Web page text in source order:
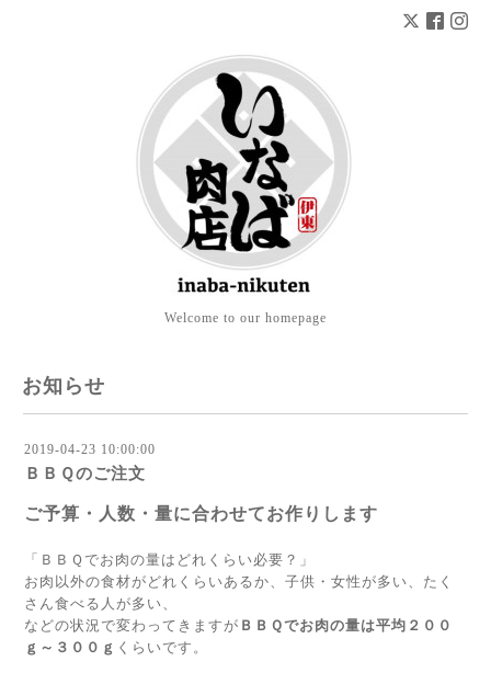
Welcome to our homepage
お知らせ
2019-04-23 10:00:00
ＢＢＱのご注文
ご予算・人数・量に合わせてお作りします
「ＢＢＱでお肉の量はどれくらい必要？」
お肉以外の食材がどれくらいあるか、子供・女性が多い、たく
さん食べる人が多い、
などの状況で変わってきますが ＢＢＱでお肉の量は平均２００
ｇ～３００ｇ くらいです。